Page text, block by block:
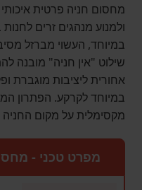
מחסום חניה פרטית
ולמנוע מנהגים זרים
במיוחד, העשוי מברזל
שילוט "אין חניה" מובנה
אחורית ליציבות מוגברת
במיוחד לקרקע. הפתרון
מקסימלית על מקום
מפרט טכני -